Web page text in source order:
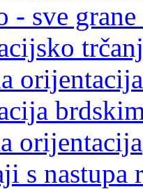
- sve
orijentacija
orijentacija
s nastupa